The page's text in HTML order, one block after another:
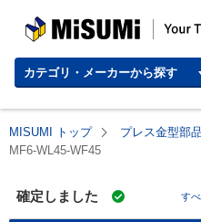
MISUMI | Your Time, Our Priority
カテゴリ・メーカーから探す
MISUMI トップ プレス金型部品
MF6-WL45-WF45
確定しました す